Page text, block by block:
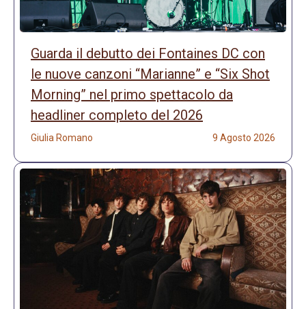
Guarda il debutto dei Fontaines DC con
le nuove canzoni “Marianne” e “Six Shot
Morning” nel primo spettacolo da
headliner completo del 2026
Giulia Romano 9 Agosto 2026